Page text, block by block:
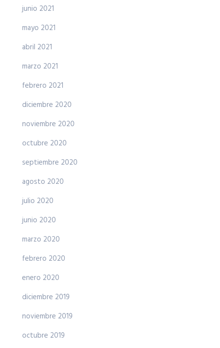
junio 2021
mayo 2021
abril 2021
marzo 2021
febrero 2021
diciembre 2020
noviembre 2020
octubre 2020
septiembre 2020
agosto 2020
julio 2020
junio 2020
marzo 2020
febrero 2020
enero 2020
diciembre 2019
noviembre 2019
octubre 2019